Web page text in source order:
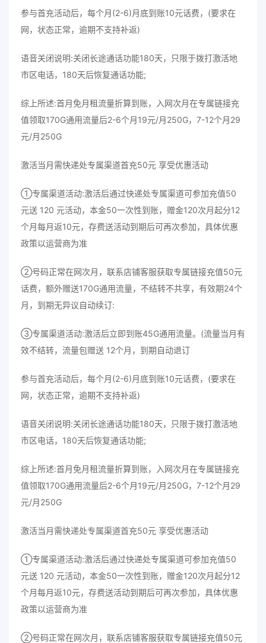
参与首充活动后，每个月(2-6)月底到账10元话费，(要求在
网，状态正常，逾期不支持补返)
语音关闭说明:关闭长途通话功能180天，只限于拨打激活地
市区电话，180天后恢复通话功能;
综上所述:首月免月租流量折算到账，入网次月在专属链接充
值领取170G通用流量后2-6个月19元/月250G，7-12个月29
元/月250G
激活当月需快递处专属渠道首充50元 享受优惠活动
①专属渠道活动:激活后通过快递处专属渠道可参加充值50
元送 120 元活动，本金50一次性到账，赠金120次月起分12
个月每月返10元，存费送活动到期后可再次参加，具体优惠
政策以运营商为准
②号码正常在网次月，联系店铺客服获取专属链接充值50元
话费，额外赠送170G通用流量，不结转不共享，有效期24个
月，到期无异议自动续订:
③专属渠道活动:激活后立即到账45G通用流量。(流量当月有
效不结转，流量包赠送 12个月，到期自动退订
参与首充活动后，每个月(2-6)月底到账10元话费，(要求在
网，状态正常，逾期不支持补返)
语音关闭说明:关闭长途通话功能180天，只限于拨打激活地
市区电话，180天后恢复通话功能;
综上所述:首月免月租流量折算到账，入网次月在专属链接充
值领取170G通用流量后2-6个月19元/月250G，7-12个月29
元/月250G
激活当月需快递处专属渠道首充50元 享受优惠活动
①专属渠道活动:激活后通过快递处专属渠道可参加充值50
元送 120 元活动，本金50一次性到账，赠金120次月起分12
个月每月返10元，存费送活动到期后可再次参加，具体优惠
政策以运营商为准
②号码正常在网次月，联系店铺客服获取专属链接充值50元